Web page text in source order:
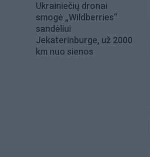
Ukrainiečių dronai
smogė „Wildberries“
sandėliui
Jekaterinburge, už 2000
km nuo sienos